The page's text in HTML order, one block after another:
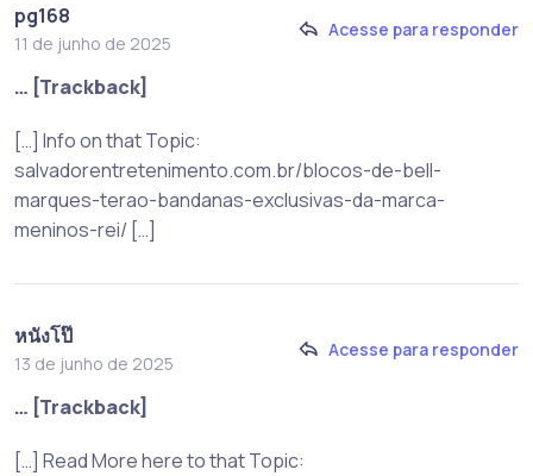
pg168
11 de junho de 2025
Acesse para responder
… [Trackback]
[…] Info on that Topic:
salvadorentretenimento.com.br/blocos-de-bell-
marques-terao-bandanas-exclusivas-da-marca-
meninos-rei/ […]
หนังโป๊
13 de junho de 2025
Acesse para responder
… [Trackback]
[…] Read More here to that Topic: